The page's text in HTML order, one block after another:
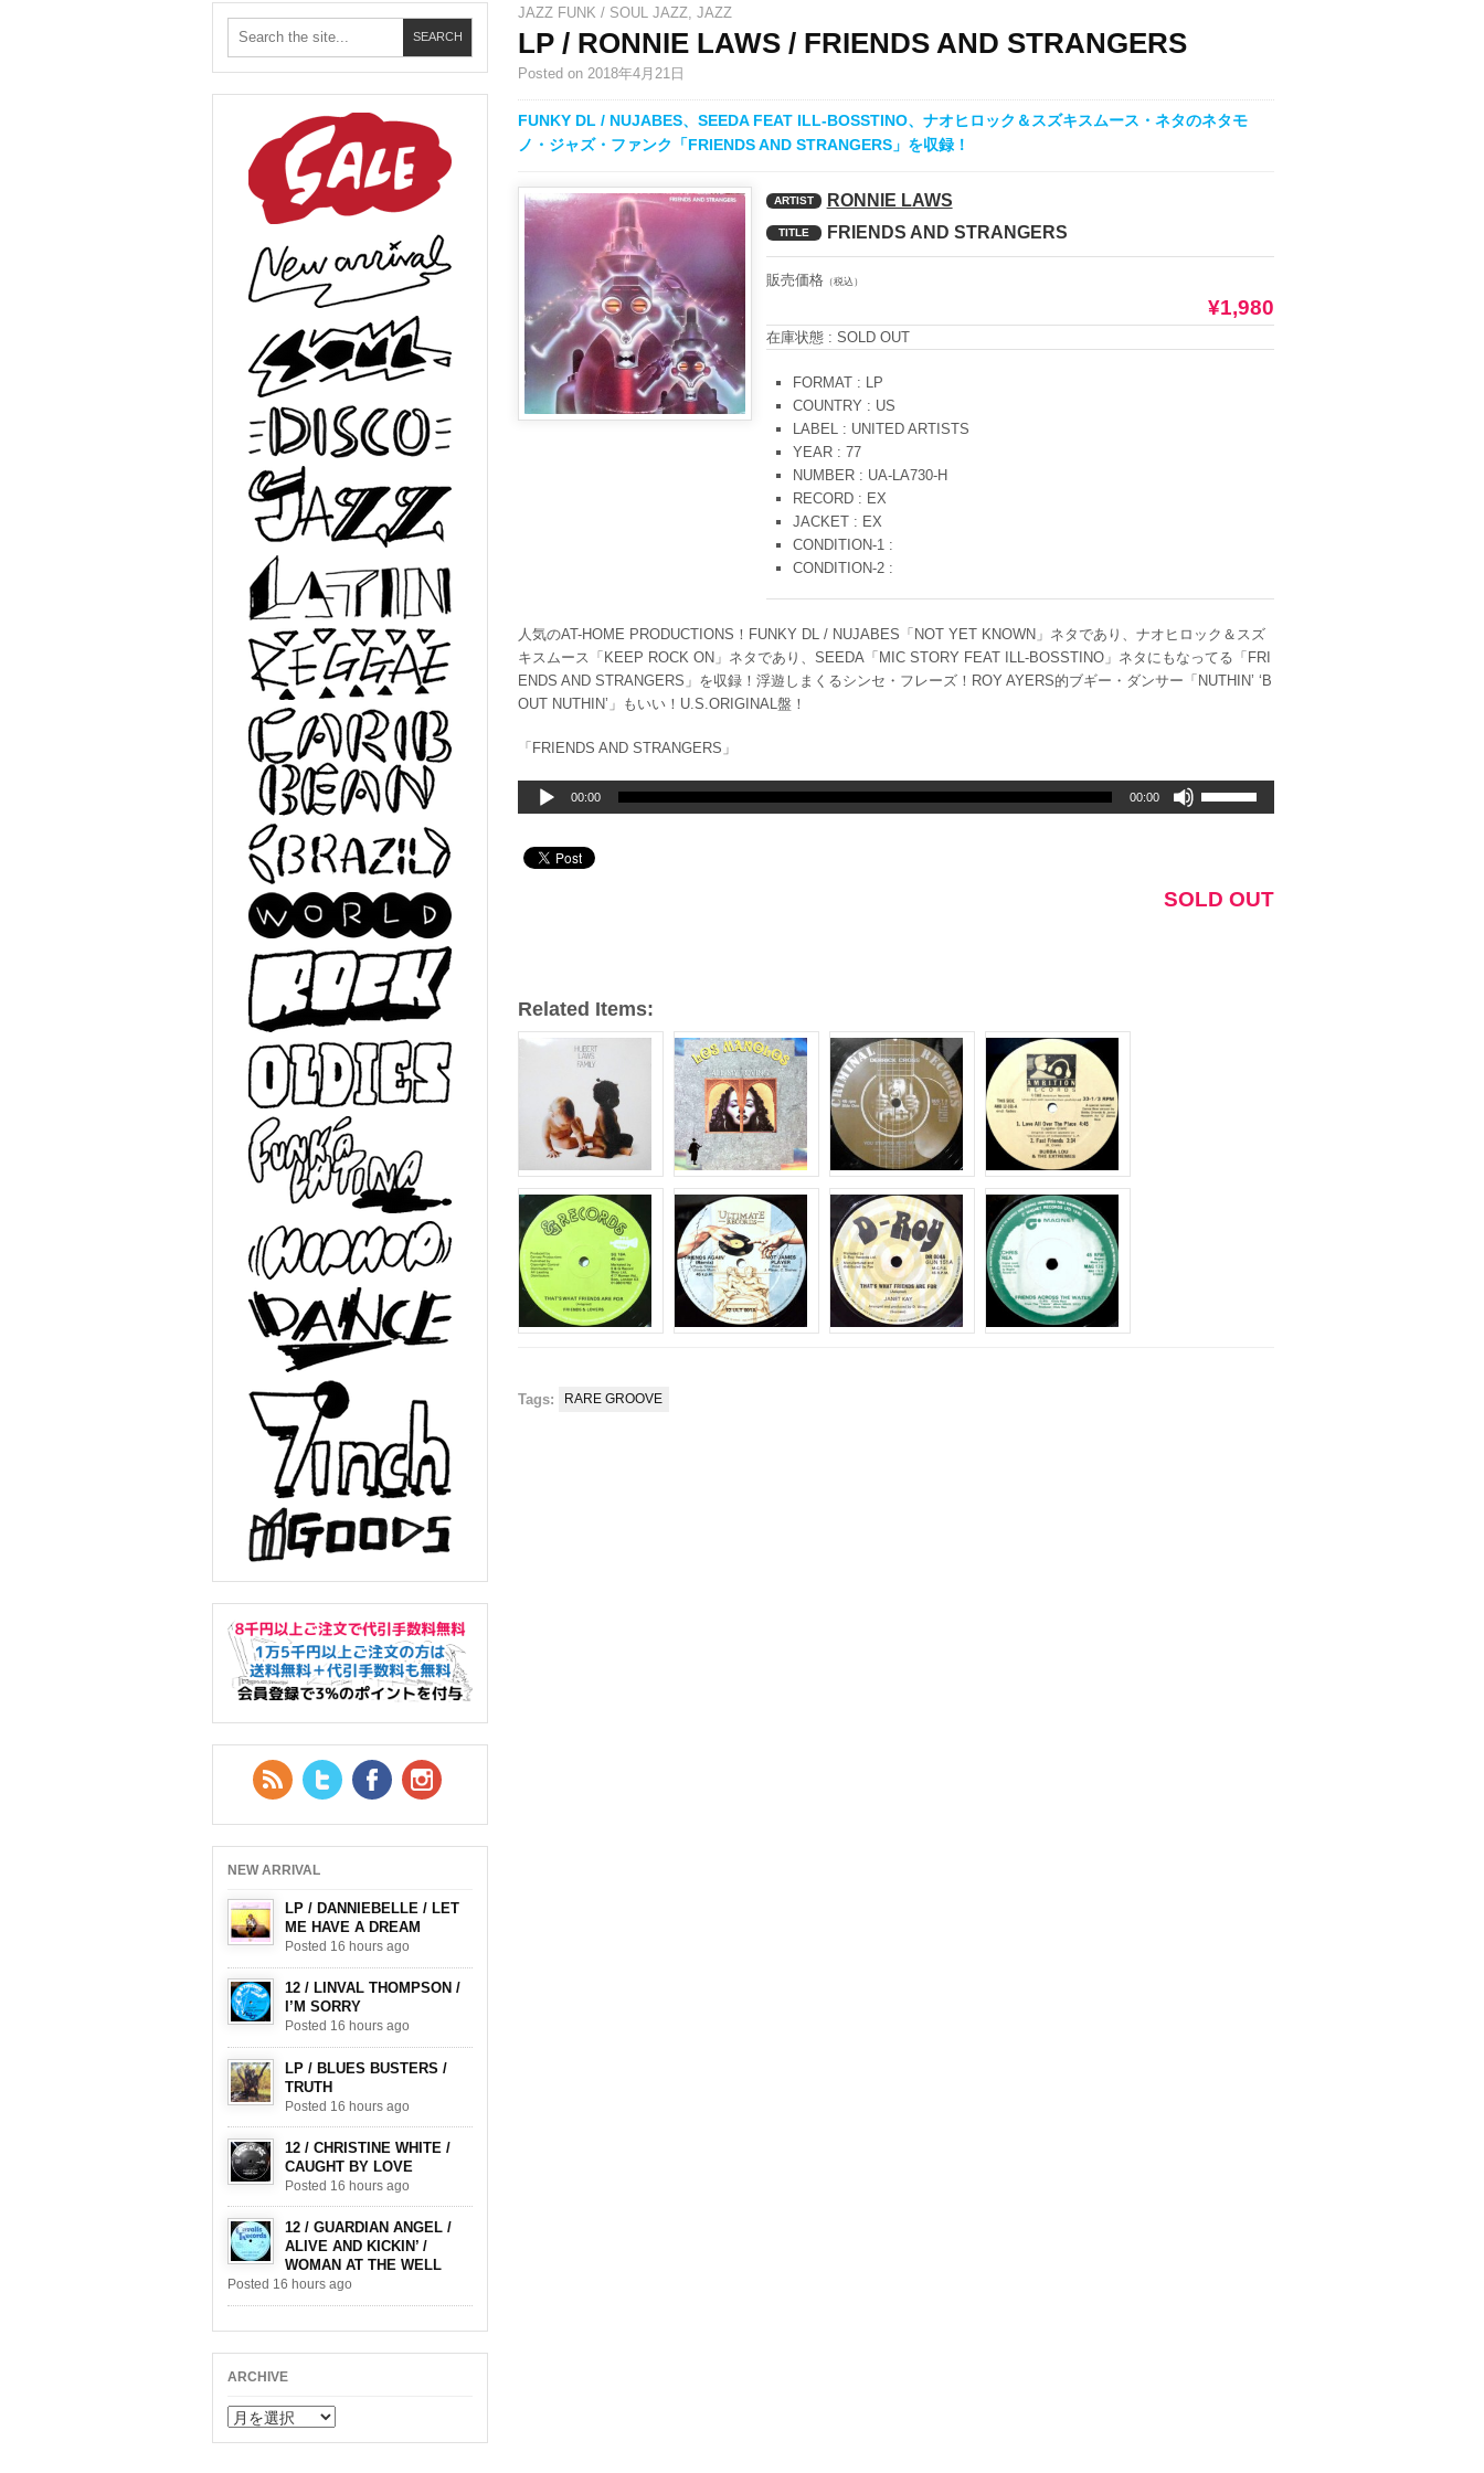
JAZZ FUNK / SOUL JAZZ, JAZZ
LP / RONNIE LAWS / FRIENDS AND STRANGERS
Posted on 2018年4月21日
FUNKY DL / NUJABES、SEEDA FEAT ILL-BOSSTINO、ナオヒロック＆スズキスムース・ネタのネタモ
ノ・ジャズ・ファンク「FRIENDS AND STRANGERS」を収録！
ARTIST RONNIE LAWS
TITLE FRIENDS AND STRANGERS
販売価格（税込）
¥1,980
在庫状態 : SOLD OUT
FORMAT : LP
COUNTRY : US
LABEL : UNITED ARTISTS
YEAR : 77
NUMBER : UA-LA730-H
RECORD : EX
JACKET : EX
CONDITION-1 :
CONDITION-2 :
人気のAT-HOME PRODUCTIONS！FUNKY DL / NUJABES「NOT YET KNOWN」ネタであり、ナオヒロック＆スズ
キスムース「KEEP ROCK ON」ネタであり、SEEDA「MIC STORY FEAT ILL-BOSSTINO」ネタにもなってる「FRI
ENDS AND STRANGERS」を収録！浮遊しまくるシンセ・フレーズ！ROY AYERS的ブギー・ダンサー「NUTHIN’ ‘B
OUT NUTHIN’」もいい！U.S.ORIGINAL盤！
「FRIENDS AND STRANGERS」
声
レ
00:00 00:00
ボ
リ
調
SOLD OUT
Related Items:
Tags: RARE GROOVE
RSS FeedTwitter Facebook
NEW ARRIVAL
LP / DANNIEBELLE / LET
ME HAVE A DREAM
Posted 16 hours ago
12 / LINVAL THOMPSON /
I’M SORRY
Posted 16 hours ago
LP / BLUES BUSTERS /
TRUTH
Posted 16 hours ago
12 / CHRISTINE WHITE /
CAUGHT BY LOVE
Posted 16 hours ago
12 / GUARDIAN ANGEL /
ALIVE AND KICKIN’ /
WOMAN AT THE WELL
Posted 16 hours ago
ARCHIVE
ARCHIVE